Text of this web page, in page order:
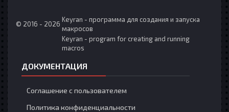
© 2016 - 2026
Keyran - программа для создания и запуска
макросов
Keyran - program for creating and running
macros
ДОКУМЕНТАЦИЯ
Соглашение с пользователем
Политика конфиденциальности